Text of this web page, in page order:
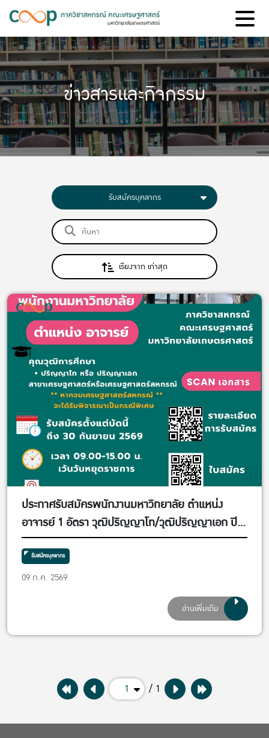
ข่าวสารและกิจกรรม
รับสมัครบุคลากร
เรียงจาก เก่าสุด
ประกาศรับสมัครพนักงานมหาวิทยาลัย ตำแหน่ง
อาจารย์ 1 อัตรา วุฒิปริญญาโท/วุฒิปริญญาเอก ปิด
รับสมัคร 30 กันยายน 2569
รับสมัครบุคลากร
09 ก.ค. 2569
อ่านเพิ่มเติม
1 / 1